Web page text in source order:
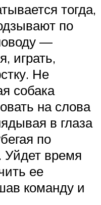
тогда,
по
—
играть,
Не
собака
на слова
в глаза
по
Уйдет время
ее
команду и